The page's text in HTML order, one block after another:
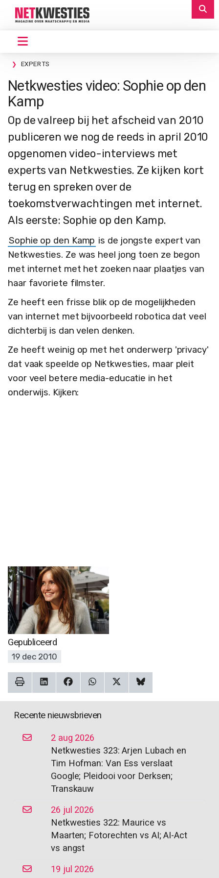
EXPERTS
Netkwesties video: Sophie op den
Kamp
Op de valreep bij het afscheid van 2010
publiceren we nog de reeds in april 2010
opgenomen video-interviews met
experts van Netkwesties. Ze kijken kort
terug en spreken over de
toekomstverwachtingen met internet.
Als eerste: Sophie op den Kamp.
Sophie op den Kamp is de jongste expert van
Netkwesties. Ze was heel jong toen ze begon
met internet met het zoeken naar plaatjes van
haar favoriete filmster.
Ze heeft een frisse blik op de mogelijkheden
van internet met bijvoorbeeld robotica dat veel
dichterbij is dan velen denken.
Ze heeft weinig op met het onderwerp 'privacy'
dat vaak speelde op Netkwesties, maar pleit
voor veel betere media-educatie in het
onderwijs. Kijken:
Gepubliceerd
19 dec 2010
Recente nieuwsbrieven
2 aug 2026
Netkwesties 323: Arjen Lubach en
Tim Hofman: Van Ess verslaat
Google; Pleidooi voor Derksen;
Transkauw
26 jul 2026
Netkwesties 322: Maurice vs
Maarten; Fotorechten vs AI; AI-Act
vs angst
19 jul 2026